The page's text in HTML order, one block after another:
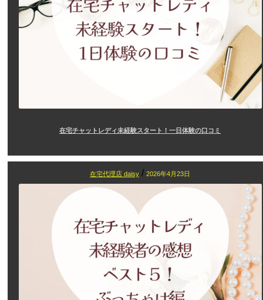
在宅チャットレディ未経験スタート！一日体験の口コミ
在宅代理店 daisy / 2026年4月23日